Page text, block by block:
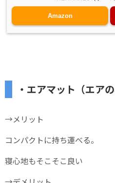
Amazon
・エアマット（エアの
→メリット
コンパクトに持ち運べる。
寝心地もそこそこ良い